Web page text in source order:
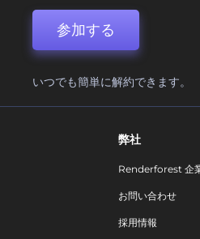
参加する
いつでも簡単に解約できます。
弊社
Renderforest 企
お問い合わせ
採用情報